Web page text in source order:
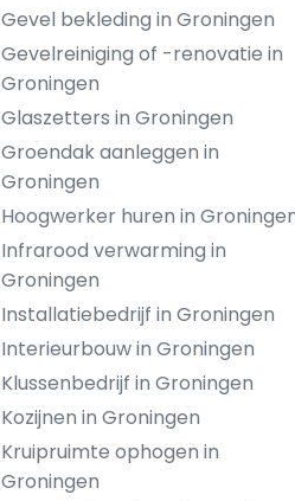
Gevel bekleding in Groningen
Gevelreiniging of -renovatie in
Groningen
Glaszetters in Groningen
Groendak aanleggen in
Groningen
Hoogwerker huren in
Infrarood verwarming in
Groningen
Installatiebedrijf in Groningen
Interieurbouw in Groningen
Klussenbedrijf in Groningen
Kozijnen in Groningen
Kruipruimte ophogen in
Groningen